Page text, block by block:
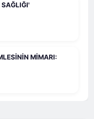
SAĞLIĞI'
MİMARI: